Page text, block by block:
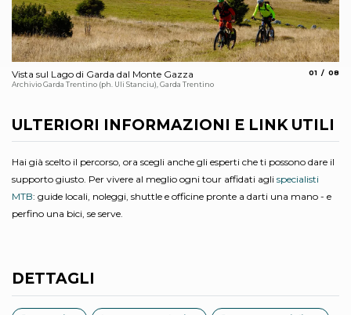
Vista sul Lago di Garda dal Monte Gazza
Archivio Garda Trentino (ph. Uli Stanciu), Garda Trentino
01 08
ULTERIORI INFORMAZIONI E LINK UTILI
Hai già scelto il percorso, ora scegli anche gli esperti che ti possono dare il
supporto giusto. Per vivere al meglio ogni tour affidati agli specialisti
MTB: guide locali, noleggi, shuttle e officine pronte a darti una mano - e
perfino una bici, se serve.
DETTAGLI